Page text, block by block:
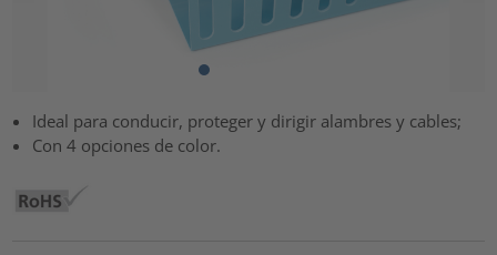
Ideal para conducir, proteger y dirigir alambres y cables;
Con 4 opciones de color.